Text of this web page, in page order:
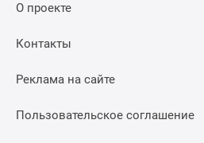
О проекте
Контакты
Реклама на сайте
Пользовательское соглашение